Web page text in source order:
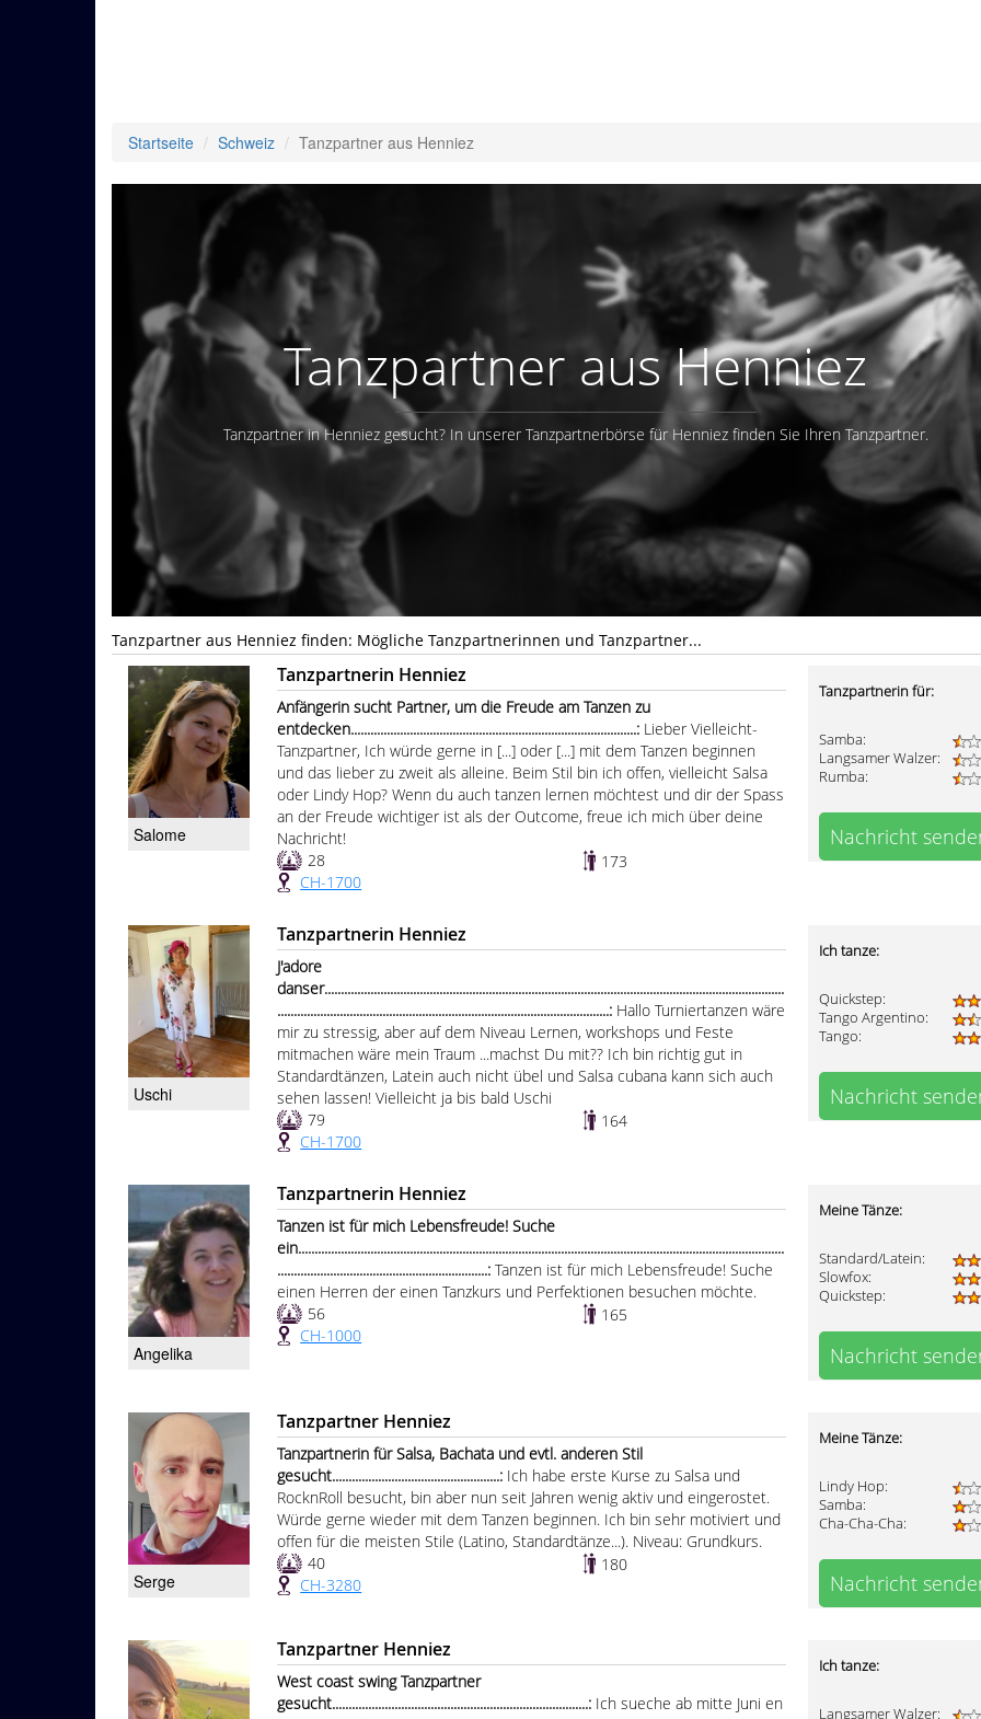
Startseite Schweiz Tanzpartner aus Henniez
Tanzpartner aus Henniez
Tanzpartner in Henniez gesucht? In unserer Tanzpartnerbörse für Henniez finden Sie Ihren Tanzpartner.
Tanzpartner aus Henniez finden: Mögliche Tanzpartnerinnen und Tanzpartner...
Salome
Tanzpartnerin Henniez
Anfängerin sucht Partner, um die Freude am Tanzen zu
entdecken.......................................................................................: Lieber Vielleicht-
Tanzpartner, Ich würde gerne in [...] oder [...] mit dem Tanzen beginnen
und das lieber zu zweit als alleine. Beim Stil bin ich offen, vielleicht Salsa
oder Lindy Hop? Wenn du auch tanzen lernen möchtest und dir der Spass
an der Freude wichtiger ist als der Outcome, freue ich mich über deine
Nachricht!
28
173
CH-1700
Tanzpartnerin für:
Samba:
Langsamer Walzer:
Rumba:
Nachricht
Uschi
Tanzpartnerin Henniez
J'adore
danser............................................................................................................................................
.....................................................................................................: Hallo Turniertanzen wäre
mir zu stressig, aber auf dem Niveau Lernen, workshops und Feste
mitmachen wäre mein Traum ...machst Du mit?? Ich bin richtig gut in
Standardtänzen, Latein auch nicht übel und Salsa cubana kann sich auch
sehen lassen! Vielleicht ja bis bald Uschi
79
164
CH-1700
Ich tanze:
Quickstep:
Tango Argentino:
Tango:
Nachricht
Angelika
Tanzpartnerin Henniez
Tanzen ist für mich Lebensfreude! Suche
ein....................................................................................................................................................
................................................................:Tanzen ist für mich Lebensfreude! Suche
einen Herren der einen Tanzkurs und Perfektionen besuchen möchte.
56
165
CH-1000
Meine Tänze:
Standard/Latein:
Slowfox:
Quickstep:
Nachricht
Serge
Tanzpartner Henniez
Tanzpartnerin für Salsa, Bachata und evtl. anderen Stil
gesucht...................................................: Ich habe erste Kurse zu Salsa und
RocknRoll besucht, bin aber nun seit Jahren wenig aktiv und eingerostet.
Würde gerne wieder mit dem Tanzen beginnen. Ich bin sehr motiviert und
offen für die meisten Stile (Latino, Standardtänze...). Niveau: Grundkurs.
40
180
CH-3280
Meine Tänze:
Lindy Hop:
Samba:
Cha-Cha-Cha:
Nachricht
Tanzpartner Henniez
West coast swing Tanzpartner
gesucht..............................................................................: Ich sueche ab mitte Juni en
Ich tanze:
Langsamer Walzer: